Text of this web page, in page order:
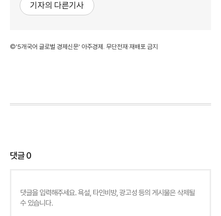
기자의 다른기사
©'5개국어 글로벌 경제신문' 아주경제. 무단전재·재배포 금지
댓글0